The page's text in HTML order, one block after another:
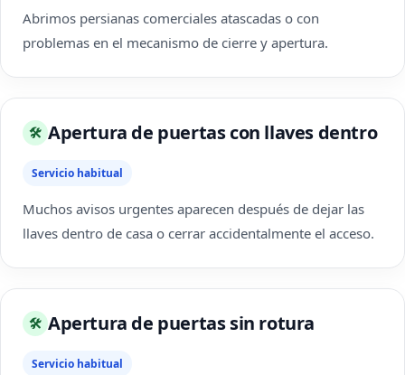
Abrimos persianas comerciales atascadas o con
problemas en el mecanismo de cierre y apertura.
🛠 Apertura de puertas con llaves dentro
Servicio habitual
Muchos avisos urgentes aparecen después de dejar las
llaves dentro de casa o cerrar accidentalmente el acceso.
🛠 Apertura de puertas sin rotura
Servicio habitual